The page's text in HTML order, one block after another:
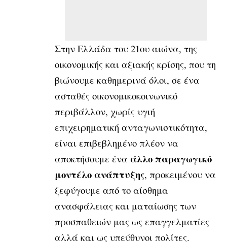
Στην Ελλάδα του 21ου αιώνα, της
οικονομικής και αξιακής κρίσης, που τη
βιώνουμε καθημερινά όλοι, σε ένα
ασταθές οικονομικοκοινωνικό
περιβάλλον, χωρίς υγιή
επιχειρηματική ανταγωνιστικότητα,
είναι επιβεβλημένο πλέον να
αποκτήσουμε ένα άλλο παραγωγικό
μοντέλο ανάπτυξης, προκειμένου να
ξεφύγουμε από το αίσθημα
ανασφάλειας και ματαίωσης των
προσπαθειών μας ως επαγγελματίες
αλλά και ως υπεύθυνοι πολίτες.